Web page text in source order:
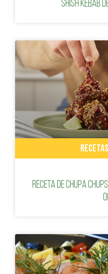
SHISH KEBAB
Receta de Chupa